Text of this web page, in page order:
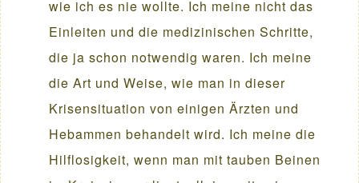
wie ich es nie wollte. Ich meine nicht das
Einleiten und die medizinischen Schritte,
die ja schon notwendig waren. Ich meine
die Art und Weise, wie man in dieser
Krisensituation von einigen Ärzten und
Hebammen behandelt wird. Ich meine die
Hilflosigkeit, wenn man mit tauben Beinen